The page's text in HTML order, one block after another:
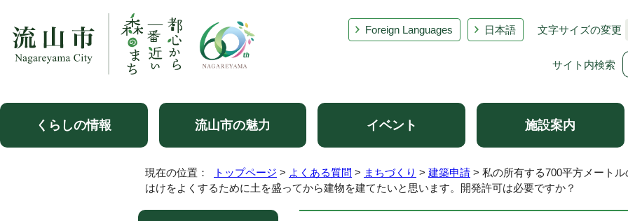
Foreign Languages 日本語 文字サイズの変更
サイト内検索
くらしの情報 流山市の魅力 イベント 施設案内
現在の位置： トップページ > よくある質問 > まちづくり > 建築申請 > 私の所有する700平方メート
はけをよくするために土を盛ってから建物を建てたいと思います。開発許可は必要ですか？